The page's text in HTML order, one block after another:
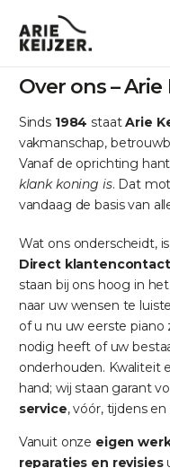
Over ons – Arie
Sinds 1984 staatArie
vakmanschap,
Vanaf de oprichting
klank koning is. Dat
vandaag de basis van
Wat ons onderscheidt,
Direct
staan bij ons hoog in
naar uw wensen te
of u nu uw eerste
nodig heeft of uw
onderhouden. Kwaliteit
hand; wij staan garant
service, vóór, tijdens
Vanuit onze eigen
reparaties en revisies